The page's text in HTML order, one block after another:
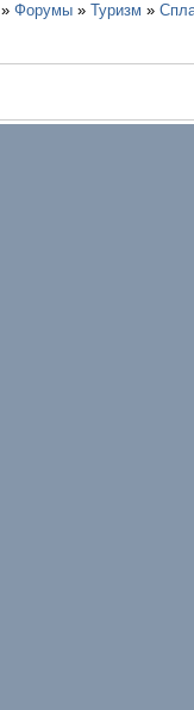
» Форумы » Туризм »